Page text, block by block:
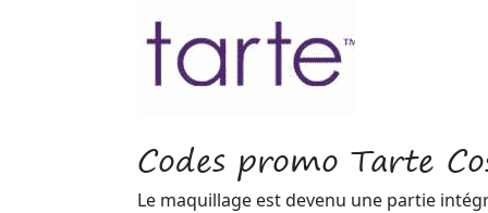
Codes promo Tarte
Le maquillage est devenu une partie